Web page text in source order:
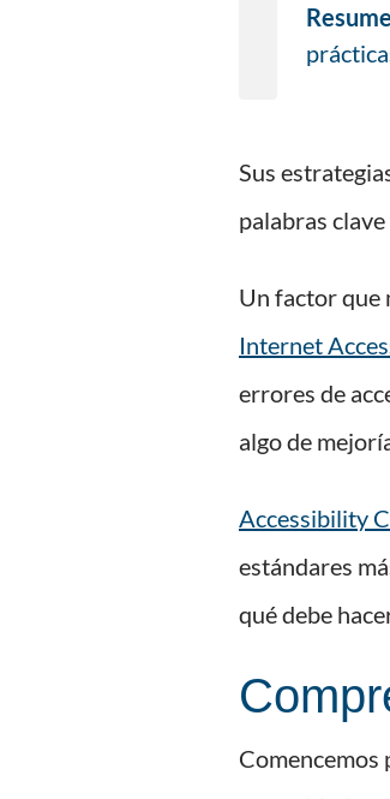
Sus
palabras
Un factor que
Internet
errores de
algo de
Accessibility
estándares
qué debe
Comencemos